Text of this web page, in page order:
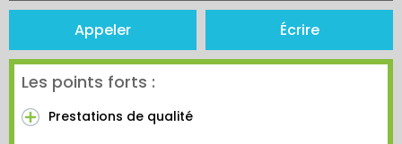
Appeler Écrire
Les points forts :
Prestations de qualité